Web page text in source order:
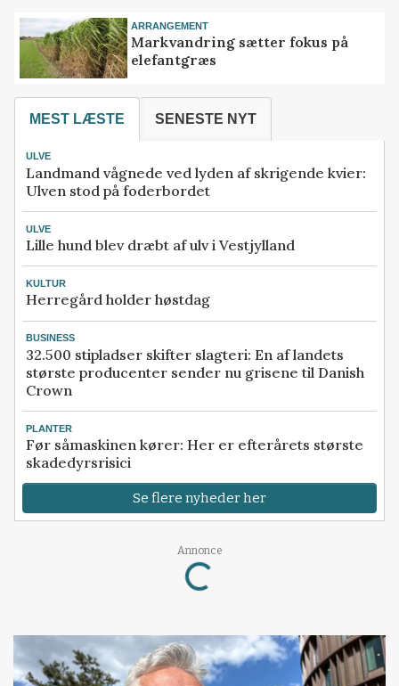
ARRANGEMENT
Markvandring sætter fokus på
elefantgræs
MEST LÆSTE SENESTE NYT
ULVE
Landmand vågnede ved lyden af skrigende kvier:
Ulven stod på foderbordet
ULVE
Lille hund blev dræbt af ulv i Vestjylland
KULTUR
Herregård holder høstdag
BUSINESS
32.500 stipladser skifter slagteri: En af landets
største producenter sender nu grisene til Danish
Crown
PLANTER
Før såmaskinen kører: Her er efterårets største
skadedyrsrisici
Se flere nyheder her
Annonce
Loading...